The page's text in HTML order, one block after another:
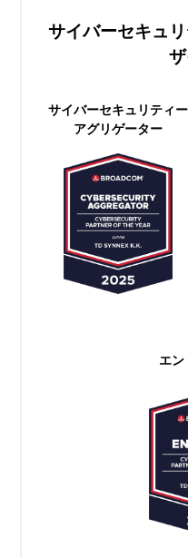
サイバーセキュ
サイバーセキュリティー
アグリゲーター
エン